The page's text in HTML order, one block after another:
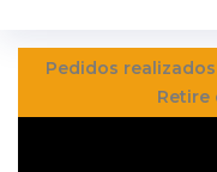
Pedidos
Retire